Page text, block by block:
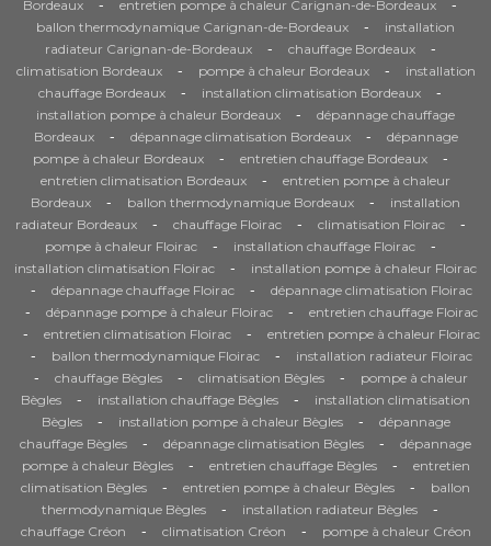
Bordeaux
entretien pompe à chaleur Carignan-de-Bordeaux
ballon thermodynamique Carignan-de-Bordeaux -
installation
radiateur Carignan-de-Bordeaux
- chauffage Bordeaux -
climatisation Bordeaux - pompe à chaleur Bordeaux -
installation
chauffage Bordeaux
- installation climatisation Bordeaux -
installation pompe à chaleur Bordeaux -
dépannage chauffage
Bordeaux
- dépannage climatisation Bordeaux -
dépannage
pompe à chaleur Bordeaux
- entretien chauffage Bordeaux -
entretien climatisation Bordeaux -
entretien pompe à chaleur
Bordeaux
- ballon thermodynamique Bordeaux -
installation
radiateur Bordeaux
- chauffage Floirac - climatisation Floirac -
pompe à chaleur Floirac - installation chauffage Floirac -
installation climatisation Floirac - installation pompe à chaleur Floirac
- dépannage chauffage Floirac - dépannage climatisation Floirac
- dépannage pompe à chaleur Floirac - entretien chauffage Floirac
- entretien climatisation Floirac - entretien pompe à chaleur Floirac
- ballon thermodynamique Floirac - installation radiateur Floirac
- chauffage Bègles - climatisation Bègles -
pompe à chaleur
Bègles
- installation chauffage Bègles -
installation climatisation
Bègles
- installation pompe à chaleur Bègles -
dépannage
chauffage Bègles
- dépannage climatisation Bègles -
dépannage
pompe à chaleur Bègles
- entretien chauffage Bègles -
entretien
climatisation Bègles
- entretien pompe à chaleur Bègles -
ballon
thermodynamique Bègles
- installation radiateur Bègles -
chauffage Créon - climatisation Créon - pompe à chaleur Créon